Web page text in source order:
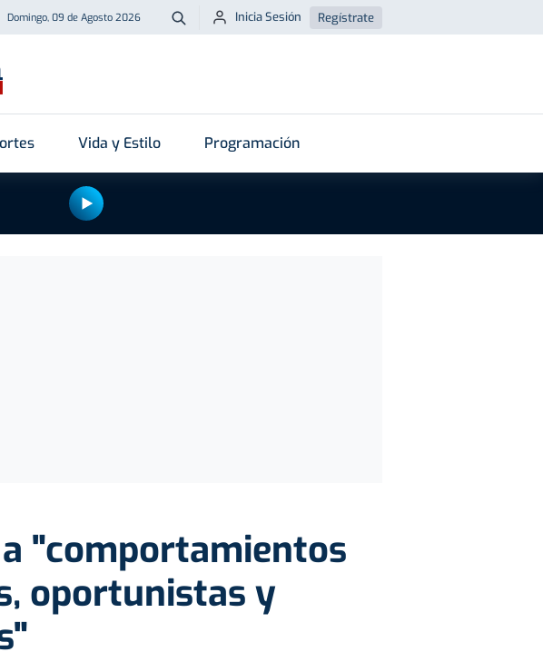
Domingo, 09 de Agosto 2026 Buscar
Inicia Sesión Regístrate
Vida y Estilo Programación
a "comportamientos
oportunistas y